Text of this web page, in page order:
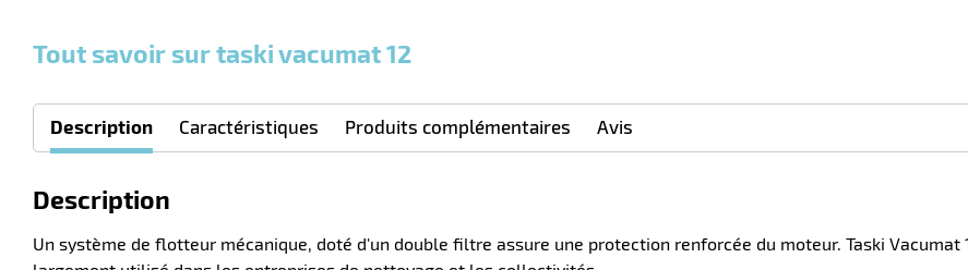
Tout savoir sur taski vacumat 12
Description Caractéristiques Produits complémentaires Avis
Description
Un système de flotteur mécanique, doté d'un double filtre assure une protection renforcée du moteur. Taski